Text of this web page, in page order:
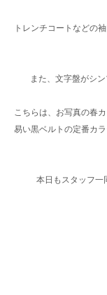
トレンチコートなどの
また、文字盤がシ
こちらは、お写真の春
易い黒ベルトの定番カ
本日もスタッフ一